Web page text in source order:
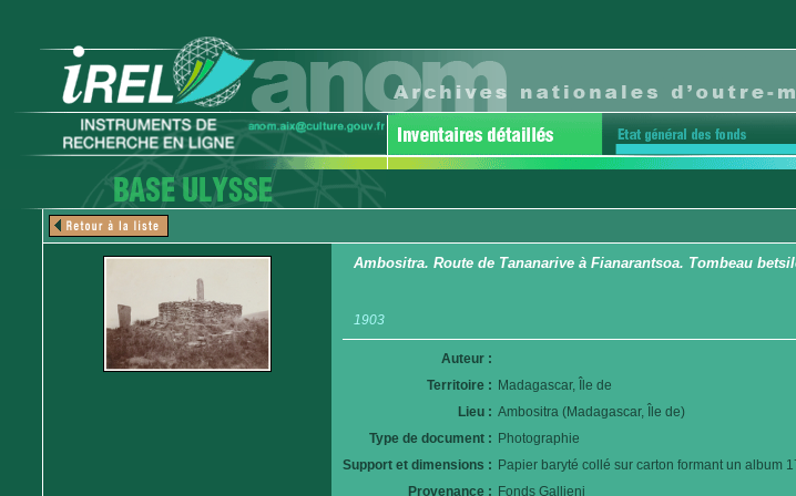
Ambositra. Route de Tananarive à Fianarantsoa. Tombeau
1903
Auteur :
Territoire : Madagascar, Île de
Lieu : Ambositra (Madagascar, Île de)
Type de document : Photographie
Support et dimensions : Papier baryté collé sur carton formant un album
Provenance : Fonds Gallieni